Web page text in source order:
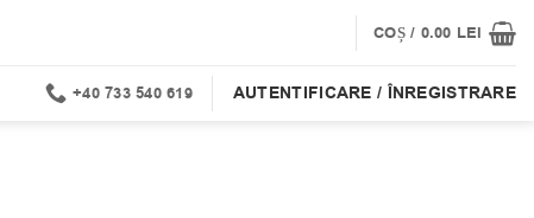
COȘ / 0.00 LEI
+40 733 540 619 AUTENTIFICARE / ÎNREGISTRARE